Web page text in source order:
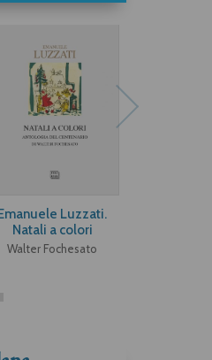
Luzzati.
Natali a colori
Walter Fochesato